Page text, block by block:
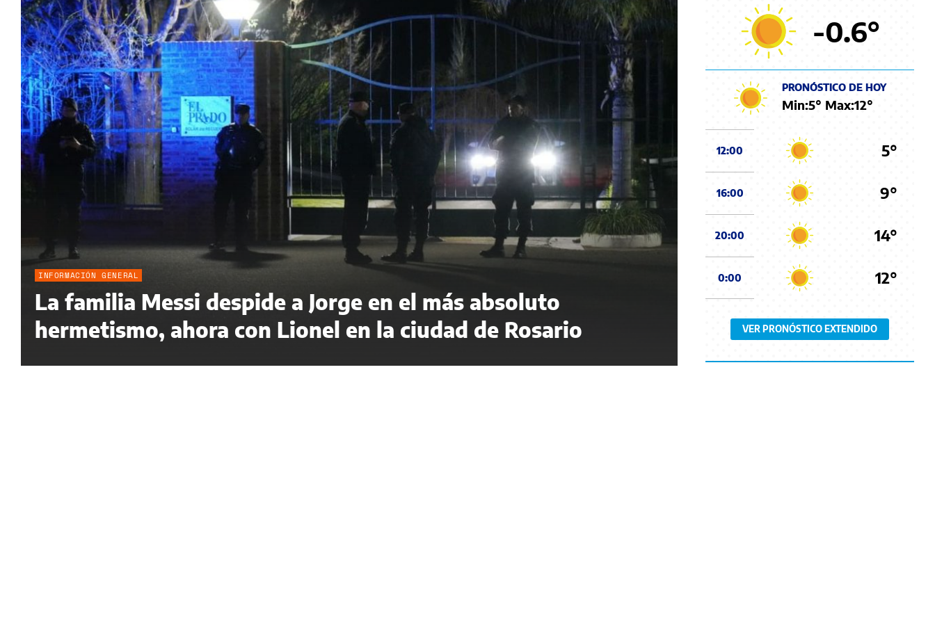
INFORMACIÓN GENERAL
La familia Messi despide a Jorge en el más absoluto
hermetismo, ahora con Lionel en la ciudad de Rosario
-0.6°
PRONÓSTICO DE HOY
Min:5° Max:12°
12:00 5°
16:00 9°
20:00 14°
0:00 12°
VER PRONÓSTICO EXTENDIDO